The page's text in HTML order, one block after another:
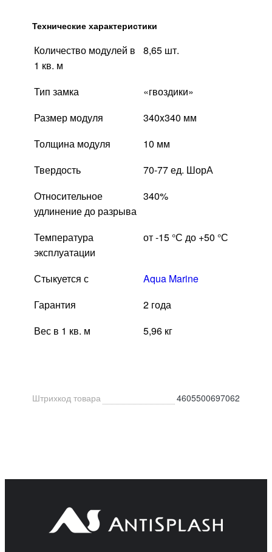
Технические характеристики
Количество модулей в
1 кв. м
8,65 шт.
Тип замка
«гвоздики»
Размер модуля
340x340 мм
Толщина модуля
10 мм
Твердость
70-77 ед. ШорА
Относительное
удлинение до разрыва
340%
Температура
эксплуатации
от -15 °С до +50 °С
Стыкуется с
Aqua Marine
Гарантия
2 года
Вес в 1 кв. м
5,96 кг
Штрихкод товара 4605500697062